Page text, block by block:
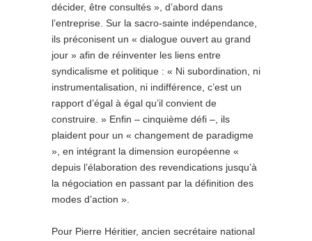
décider, être consultés », d’abord dans
l’entreprise. Sur la sacro-sainte indépendance,
ils préconisent un « dialogue ouvert au grand
jour » afin de réinventer les liens entre
syndicalisme et politique : « Ni subordination, ni
instrumentalisation, ni indifférence, c’est un
rapport d’égal à égal qu’il convient de
construire. » Enfin – cinquième défi –, ils
plaident pour un « changement de paradigme
», en intégrant la dimension européenne «
depuis l’élaboration des revendications jusqu’à
la négociation en passant par la définition des
modes d’action ».
Pour Pierre Héritier, ancien secrétaire national